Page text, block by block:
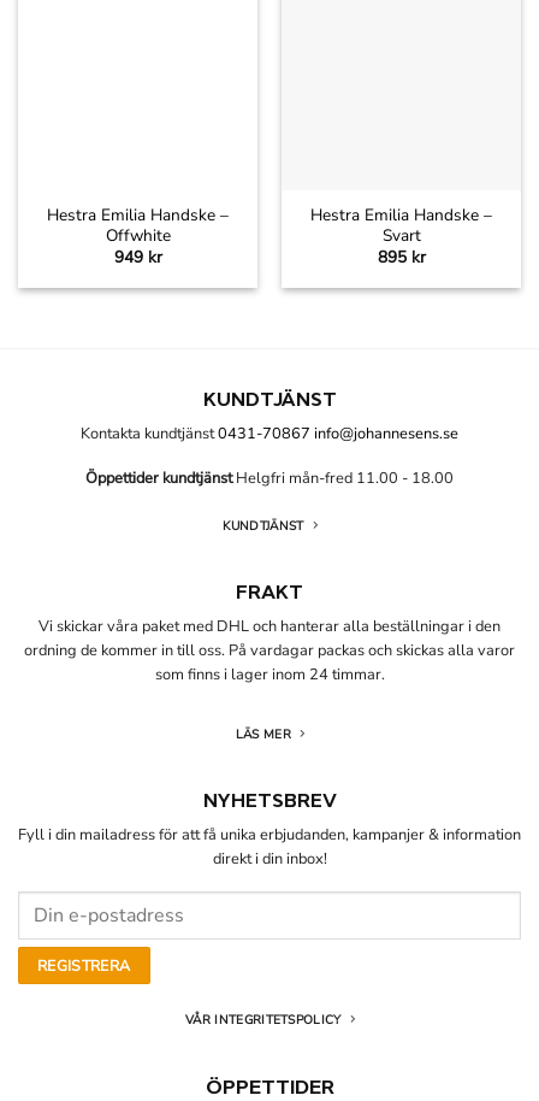
Hestra Emilia Handske –
Offwhite
949 kr
Hestra Emilia Handske –
Svart
895 kr
KUNDTJÄNST
Kontakta kundtjänst0431-70867 info@johannesens.se
Öppettider kundtjänstHelgfri mån-fred 11.00 - 18.00
KUNDTJÄNST
FRAKT
Vi skickar våra paket med DHL och hanterar alla beställningar i den
ordning de kommer in till oss. På vardagar packas och skickas alla varor
som finns i lager inom 24 timmar.
LÄS MER
NYHETSBREV
Fyll i din mailadress för att få unika erbjudanden, kampanjer & information
direkt i din inbox!
VÅR INTEGRITETSPOLICY
ÖPPETTIDER